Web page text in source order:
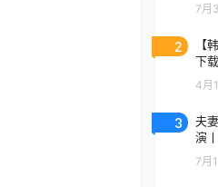
7月
2
【
下
4月
3
夫
演
7月